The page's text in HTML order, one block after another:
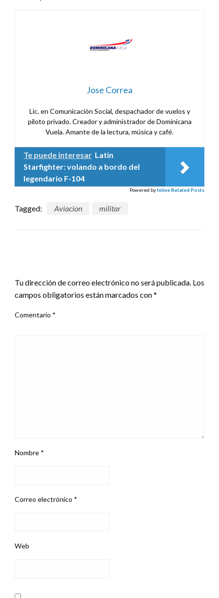
Jose Correa
Lic. en Comunicación Social, despachador de vuelos y
piloto privado. Creador y administrador de Dominicana
Vuela. Amante de la lectura, música y café.
Te puede interesar Latin
Starfighter: volando a bordo del
legendario F-104
Powered byInline Related Posts
Tagged: Aviacion militar
Tu dirección de correo electrónico no será publicada. Los
campos obligatorios están marcados con*
Comentario *
Nombre *
Correo electrónico *
Web